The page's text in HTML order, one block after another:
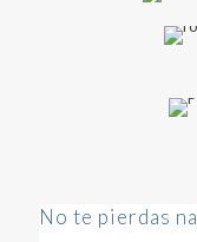
No te pierdas